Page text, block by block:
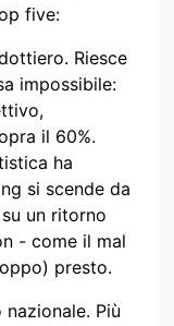
five:
Riesce
impossibile:
il 60%.
ha
si scende da
un ritorno
- come il mal
presto.
Più